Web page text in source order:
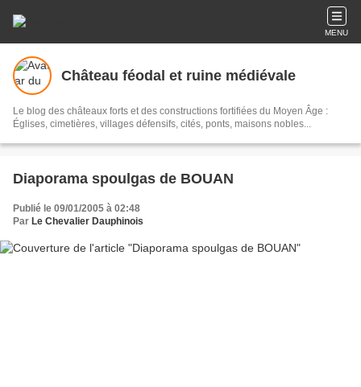
MENU
Château féodal et ruine médiévale
Le blog des châteaux forts et des constructions fortifiées du Moyen Âge :
Églises, cimetières, villages défensifs, cités, ponts, maisons nobles...
Diaporama spoulgas de BOUAN
Publié le 09/01/2005 à 02:48
Par Le Chevalier Dauphinois